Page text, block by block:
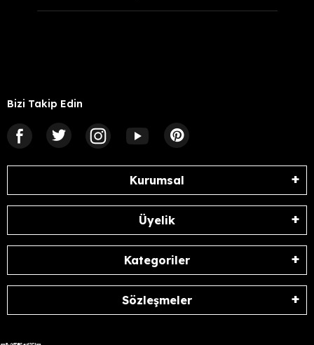
Bizi Takip Edin
Kurumsal
Üyelik
Kategoriler
Sözleşmeler